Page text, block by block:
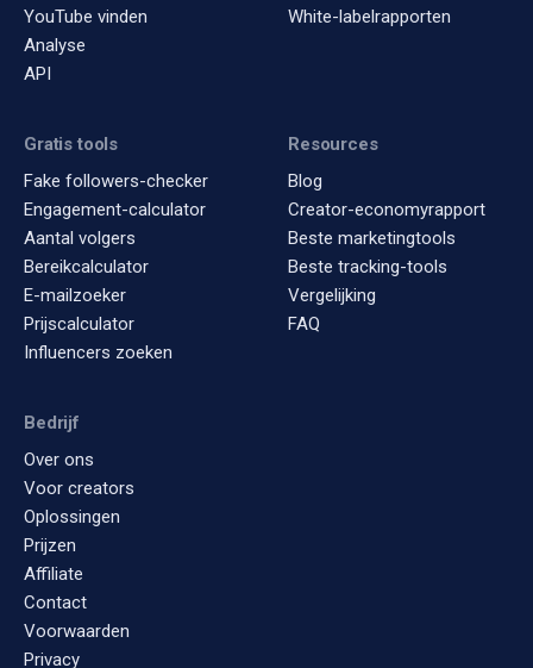
YouTube vinden
Analyse
API
White-labelrapporten
Gratis tools
Fake followers-checker
Engagement-calculator
Aantal volgers
Bereikcalculator
E-mailzoeker
Prijscalculator
Influencers zoeken
Resources
Blog
Creator-economyrapport
Beste marketingtools
Beste tracking-tools
Vergelijking
FAQ
Bedrijf
Over ons
Voor creators
Oplossingen
Prijzen
Affiliate
Contact
Voorwaarden
Privacy